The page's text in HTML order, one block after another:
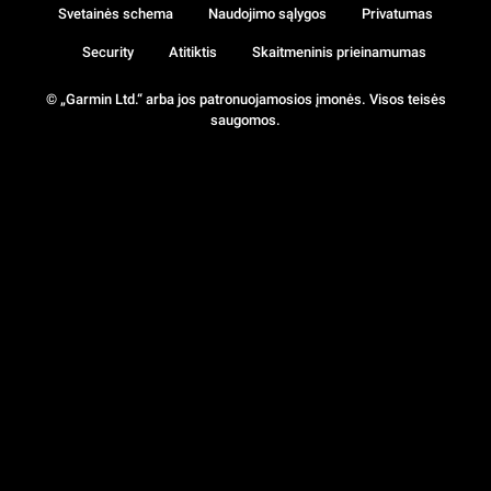
© „Garmin Ltd.“ arba jos patronuojamosios įmonės. Visos teisės
saugomos.
Svetainės schema Naudojimo sąlygos Privatumas
Security Atitiktis Skaitmeninis prieinamumas